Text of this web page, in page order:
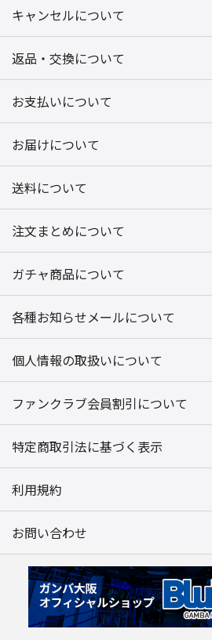
キャンセルについて
返品・交換について
お支払いについて
お届けについて
送料について
注文まとめについて
ガチャ商品について
各種お知らせメールについて
個人情報の取扱いについて
ファンクラブ会員割引について
特定商取引法に基づく表示
利用規約
お問い合わせ